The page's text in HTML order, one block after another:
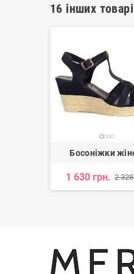
16 інших
Босоніжки
1 630 грн. 2